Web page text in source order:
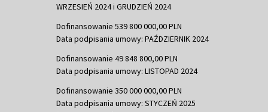
WRZESIEŃ 2024 i GRUDZIEŃ 2024
Dofinansowanie 539 800 000,00 PLN
Data podpisania umowy: PAŹDZIERNIK 2024
Dofinansowanie 49 848 800,00 PLN
Data podpisania umowy: LISTOPAD 2024
Dofinansowanie 350 000 000,00 PLN
Data podpisania umowy: STYCZEŃ 2025